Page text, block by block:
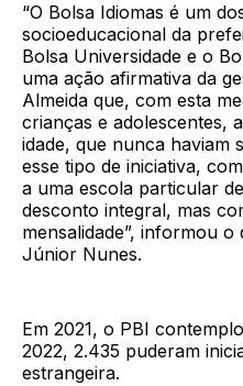
“O Bolsa Idiomas é um
socioeducacional da
Bolsa Universidade e o
uma ação afirmativa da
Almeida que, com esta
crianças e adolescentes,
idade, que nunca haviam
esse tipo de iniciativa,
a uma escola particular
desconto integral, mas
mensalidade”, informou
Júnior Nunes.
Em 2021, o PBI
2022, 2.435 puderam
estrangeira.